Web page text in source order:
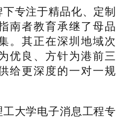
注于精品化、定制
南者教育承继了母品
。其正在深圳地域次
优良、方针为港前三
给更深度的一对一规
大学电子消息工程专